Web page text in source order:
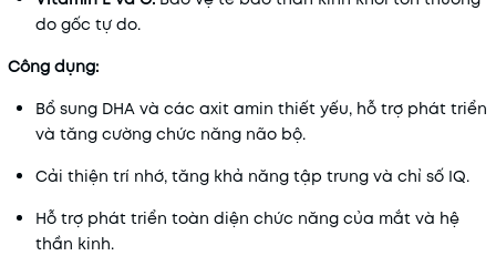
do gốc tự do.
Công dụng:
Bổ sung DHA và các axit amin thiết yếu, hỗ trợ phát triển
và tăng cường chức năng não bộ.
Cải thiện trí nhớ, tăng khả năng tập trung và chỉ số IQ.
Hỗ trợ phát triển toàn diện chức năng của mắt và hệ
thần kinh.